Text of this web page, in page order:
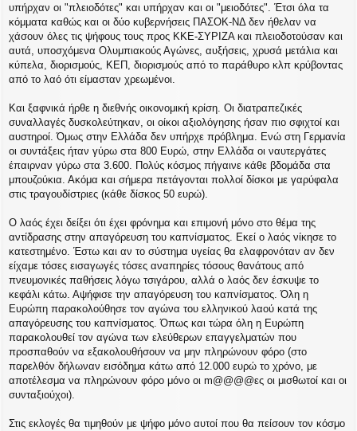
υπήρχαν οι "πλειοδότες" και υπήρχαν και οι "μειοδότες". Έτσι όλα τα
κόμματα καθώς και οι δύο κυβερνήσεις ΠΑΣΟΚ-ΝΔ δεν ήθελαν να
χάσουν όλες τις ψήφους τους προς ΚΚΕ-ΣΥΡΙΖΑ και πλειοδοτούσαν και
αυτά, υποσχόμενα Ολυμπιακούς Αγώνες, αυξήσεις, χρυσά μετάλια και
κύπελα, διορισμούς, ΚΕΠ, διορισμούς από το παράθυρο κλπ κρύβοντας
από το λαό ότι είμασταν χρεωμένοι.
Και ξαφνικά ήρθε η διεθνής οικονομική κρίση. Οι διατραπεζικές
συναλλαγές δυσκολεύτηκαν, οι οίκοι αξιολόγησης ήσαν πιο σφιχτοί και
αυστηροί. Όμως στην Ελλάδα δεν υπήρχε πρόβλημα. Ενώ στη Γερμανία
οι συντάξεις ήταν γύρω στα 800 Ευρώ, στην Ελλάδα οι ναυτεργάτες
έπαιρναν γύρω στα 3.600. Πολύς κόσμος πήγαινε κάθε βδομάδα στα
μπουζούκια. Ακόμα και σήμερα πετάγονται πολλοί δίσκοι με γαρύφαλα
στις τραγουδίστριες (κάθε δίσκος 50 ευρώ).
Ο λαός έχει δείξει ότι έχει φρόνημα και επιμονή μόνο στο θέμα της
αντίδρασης στην απαγόρευση του καπνίσματος. Εκεί ο λαός νίκησε το
κατεστημένο. Έστω και αν το σύστημα υγείας θα ελαφρονόταν αν δεν
είχαμε τόσες εισαγωγές τόσες αναπηρίες τόσους θανάτους από
πνευμονικές παθήσεις λόγω τσιγάρου, αλλά ο λαός δεν έσκυψε το
κεφάλι κάτω. Αψήφισε την απαγόρευση του καπνίσματος. Όλη η
Ευρώπη παρακολούθησε τον αγώνα του ελληνικού λαού κατά της
απαγόρευσης του καπνίσματος. Όπως και τώρα όλη η Ευρώπη
παρακολουθεί τον αγώνα των ελεύθερων επαγγελματών που
προσπαθούν να εξακολουθήσουν να μην πληρώνουν φόρο (στο
παρελθόν δήλωναν εισόδημα κάτω από 12.000 ευρώ το χρόνο, με
αποτέλεσμα να πληρώνουν φόρο μόνο οι m@@@@ες οι μισθωτοί και οι
συνταξιούχοι).
Στις εκλογές θα τιμηθούν με ψήφο μόνο αυτοί που θα πείσουν τον κόσμο